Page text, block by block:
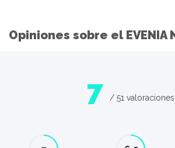
Opiniones sobre el EVENIA
7 / 51 valoraciones